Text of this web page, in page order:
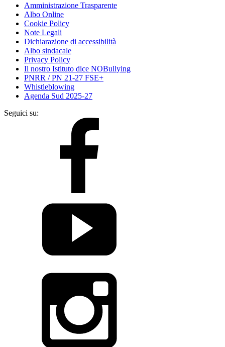
Amministrazione Trasparente
Albo Online
Cookie Policy
Note Legali
Dichiarazione di accessibilità
Albo sindacale
Privacy Policy
Il nostro Istituto dice NOBullying
PNRR / PN 21-27 FSE+
Whistleblowing
Agenda Sud 2025-27
Seguici su: